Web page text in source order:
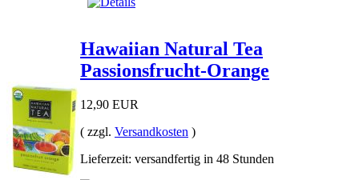
Hawaiian Natural Tea
Passionsfrucht-Orange
12,90 EUR
( zzgl. Versandkosten )
Lieferzeit: versandfertig in 48 Stunden